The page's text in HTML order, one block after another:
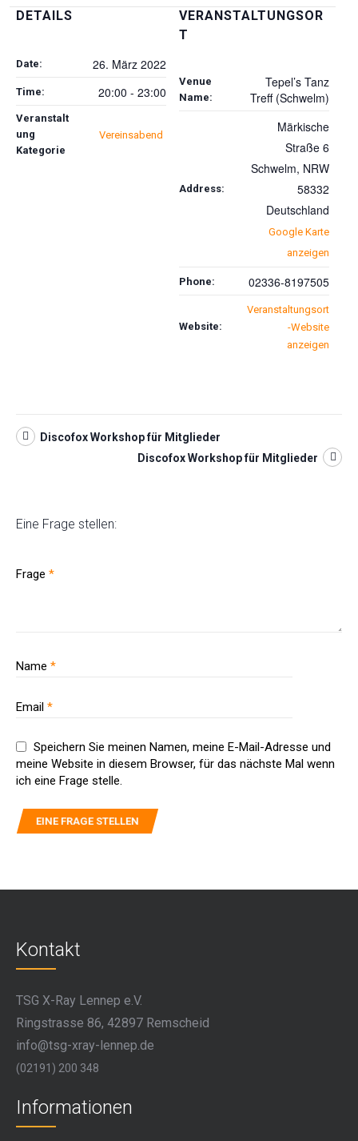
DETAILS
Date: 26. März 2022
Time: 20:00 - 23:00
Veranstalt
ung
Kategorie
Vereinsabend
VERANSTALTUNGSOR
T
Venue
Name:
Tepel’s Tanz
Treff (Schwelm)
Address:
Märkische
Straße 6
Schwelm, NRW
58332
Deutschland
Google Karte
anzeigen
Phone: 02336-8197505
Website:
Veranstaltungsort
-Website
anzeigen
Discofox Workshop für Mitglieder
Discofox Workshop für Mitglieder
Eine Frage stellen:
Frage *
Name *
Email *
Speichern Sie meinen Namen, meine E-Mail-Adresse und
meine Website in diesem Browser, für das nächste Mal wenn
ich eine Frage stelle.
Kontakt
TSG X-Ray Lennep e.V.
Ringstrasse 86, 42897 Remscheid
info@tsg-xray-lennep.de
(02191) 200 348
Informationen